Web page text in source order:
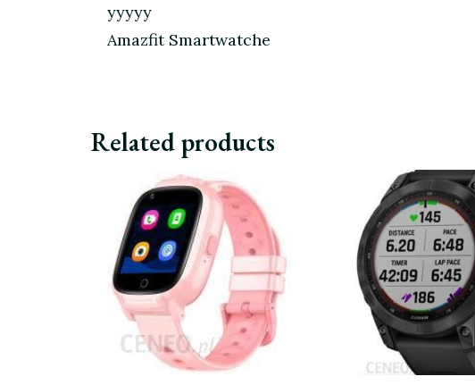
yyyyy
Amazfit Smartwatche
Related products